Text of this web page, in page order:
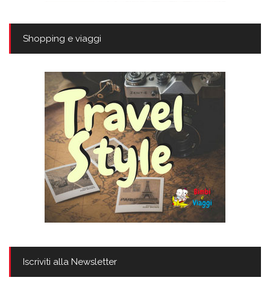
Shopping e viaggi
Iscriviti alla Newsletter